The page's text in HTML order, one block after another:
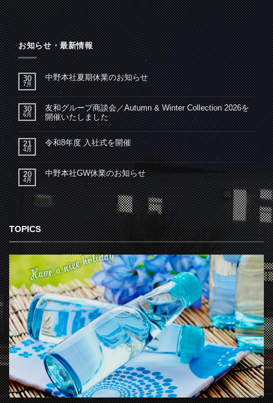
お知らせ・最新情報
30
7月
中野本社夏期休業のお知らせ
30
6月
友和グループ商談会／Autumn & Winter Collection 2026を
開催いたしました
21
4月
令和8年度 入社式を開催
20
4月
中野本社GW休業のお知らせ
TOPICS